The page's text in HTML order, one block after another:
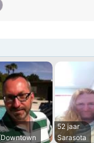
52 jaar
Sarasota